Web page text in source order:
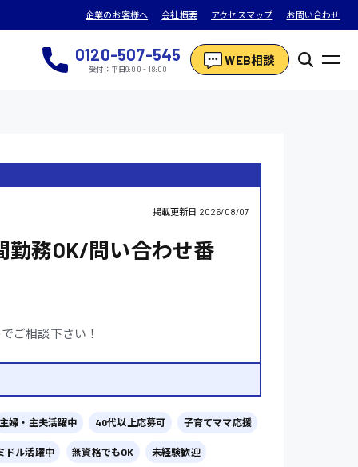
企業のお客様へ 会社概要 アクセスマップ お問い合わせ
0120-507-545
受付：平日9:00 - 18:00
WEB相談
掲載更新日 2026/08/07
勤務OK/問い合わせ番
ご相談下さい！
婦・主夫活躍中 40代以上応募可 子育てママ応援
ドル活躍中 無資格でもOK 未経験歓迎